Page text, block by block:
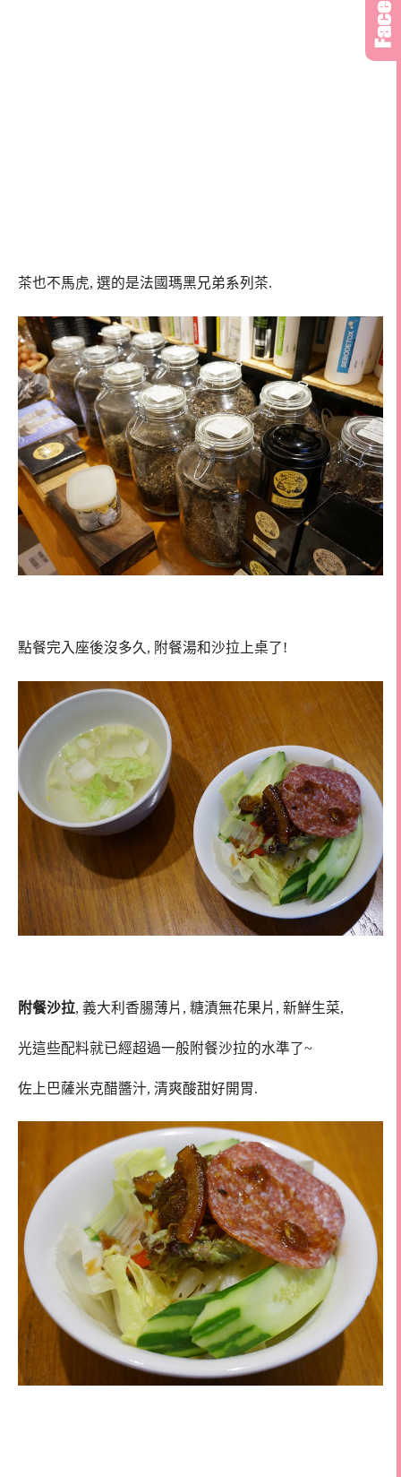
茶也不馬虎, 選的是法國瑪黑兄弟系列茶.
點餐完入座後沒多久, 附餐湯和沙拉上桌了!
附餐沙拉, 義大利香腸薄片, 糖漬無花果片, 新鮮生菜,
光這些配料就已經超過一般附餐沙拉的水準了~
佐上巴薩米克醋醬汁, 清爽酸甜好開胃.